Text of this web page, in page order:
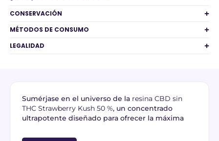
CONSERVACIÓN
MÉTODOS DE CONSUMO
LEGALIDAD
Sumérjase en el universo de la resina CBD sin
THC Strawberry Kush 50 %, un concentrado
ultrapotente diseñado para ofrecer la máxima
(0,00 %). Procedente de cáñamo europeo